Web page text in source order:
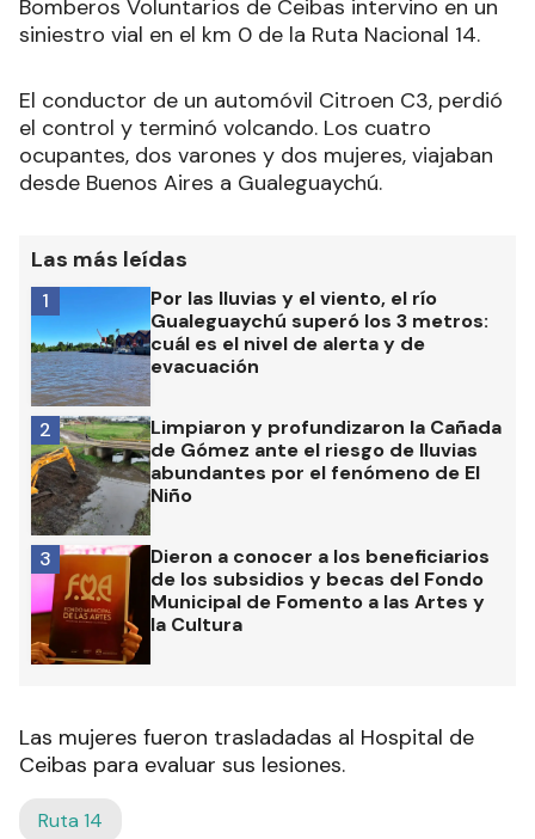
Bomberos Voluntarios de Ceibas intervino en un
siniestro vial en el km 0 de la Ruta Nacional 14.
El conductor de un automóvil Citroen C3, perdió
el control y terminó volcando. Los cuatro
ocupantes, dos varones y dos mujeres, viajaban
desde Buenos Aires a Gualeguaychú.
Las más leídas
Por las lluvias y el viento, el río
Gualeguaychú superó los 3 metros:
cuál es el nivel de alerta y de
evacuación
1
Limpiaron y profundizaron la Cañada
de Gómez ante el riesgo de lluvias
abundantes por el fenómeno de El
Niño
2
Dieron a conocer a los beneficiarios
de los subsidios y becas del Fondo
Municipal de Fomento a las Artes y
la Cultura
3
Las mujeres fueron trasladadas al Hospital de
Ceibas para evaluar sus lesiones.
Ruta 14